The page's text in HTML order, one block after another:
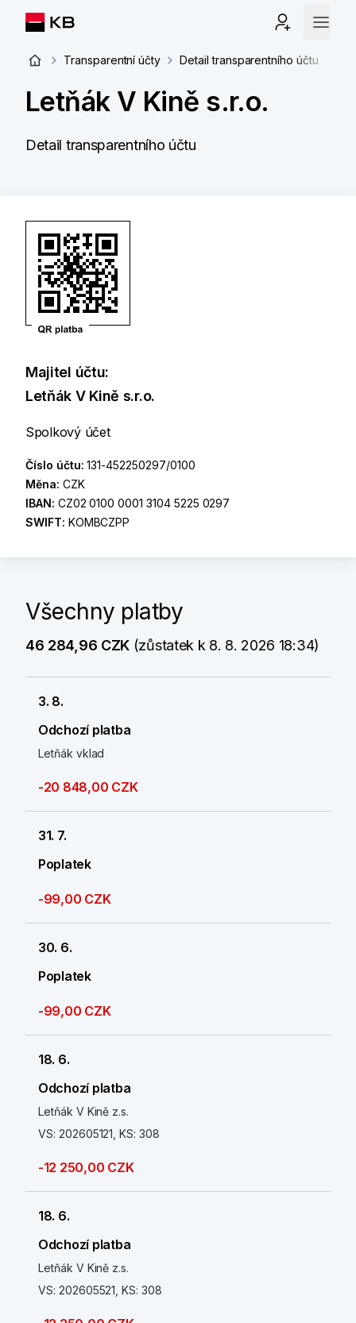
Transparentní účty Detail transparentního účtu
Letňák V Kině s.r.o.
Detail transparentního účtu
Majitel účtu:
Letňák V Kině s.r.o.
Spolkový účet
Číslo účtu:131-452250297/0100
Měna: CZK
IBAN: CZ02 0100 0001 3104 5225 0297
SWIFT: KOMBCZPP
Všechny platby
46 284,96 CZK (zůstatek k 8. 8. 2026 18:34)
3. 8.
Odchozí platba
Letňák vklad
-20 848,00 CZK
31. 7.
Poplatek
-99,00 CZK
30. 6.
Poplatek
-99,00 CZK
18. 6.
Odchozí platba
Letňák V Kině z.s.
VS: 202605121, KS: 308
-12 250,00 CZK
18. 6.
Odchozí platba
Letňák V Kině z.s.
VS: 202605521, KS: 308